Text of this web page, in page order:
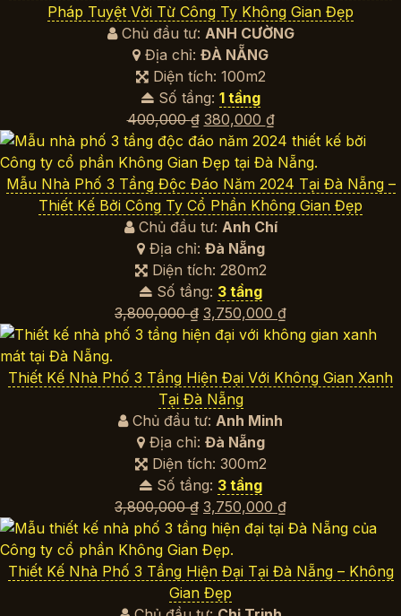
Pháp Tuyệt Vời Từ Công Ty Không Gian Đẹp
Chủ đầu tư: ANH CƯỜNG
Địa chỉ: ĐÀ NẴNG
Diện tích: 100m2
Số tầng: 1 tầng
400,000₫ Giá
gốc
là:
400,000 ₫.
380,000 ₫Giá
hiện
tại
là:
380,000 ₫.
Mẫu Nhà Phố 3 Tầng Độc Đáo Năm 2024 Tại Đà Nẵng –
Thiết Kế Bởi Công Ty Cổ Phần Không Gian Đẹp
Chủ đầu tư: Anh Chí
Địa chỉ: Đà Nẵng
Diện tích: 280m2
Số tầng: 3 tầng
3,800,000₫ Giá
gốc
3,800,000 ₫.
3,750,000 ₫Giá
hiện
là:
Thiết Kế Nhà Phố 3 Tầng Hiện Đại Với Không Gian Xanh
Tại Đà Nẵng
Chủ đầu tư: Anh Minh
Địa chỉ: Đà Nẵng
Diện tích: 300m2
Số tầng: 3 tầng
3,800,000₫ Giá
gốc
là:
3,800,000 ₫.
3,750,000 ₫Giá
hiện
là:
Thiết Kế Nhà Phố 3 Tầng Hiện Đại Tại Đà Nẵng – Không
Gian Đẹp